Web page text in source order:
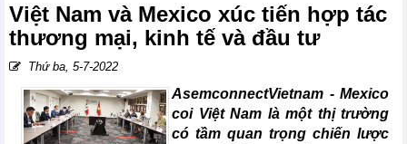
Việt Nam và Mexico xúc tiến hợp tác
thương mại, kinh tế và đầu tư
Thứ ba, 5-7-2022
AsemconnectVietnam - Mexico
coi Việt Nam là một thị trường
có tầm quan trọng chiến lược